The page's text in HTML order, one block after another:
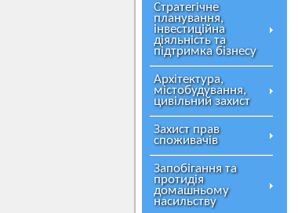
Стратегічне
планування,
інвестиційна
діяльність та
підтримка бізнесу
Архітектура,
містобудування,
цивільний захист
Захист прав
споживачів
Запобігання та
протидія
домашньому
насильству